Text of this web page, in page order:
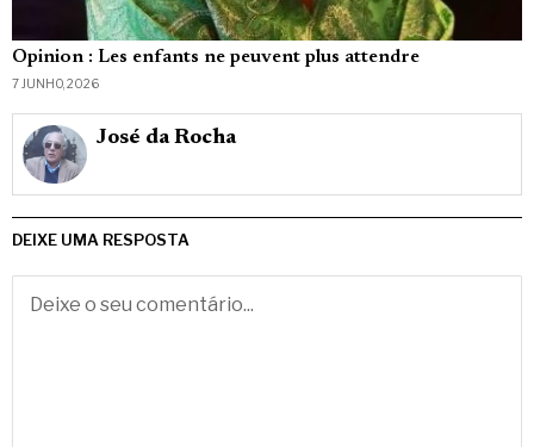
Opinion : Les enfants ne peuvent plus attendre
7 JUNHO, 2026
José da Rocha
DEIXE UMA RESPOSTA